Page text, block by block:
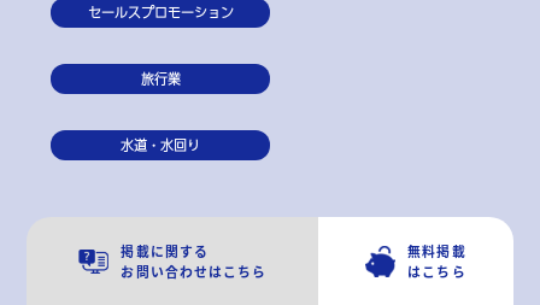
セールスプロモーション
旅行業
水道・水回り
掲載に関する
お問い合わせはこちら
無料掲載
はこちら